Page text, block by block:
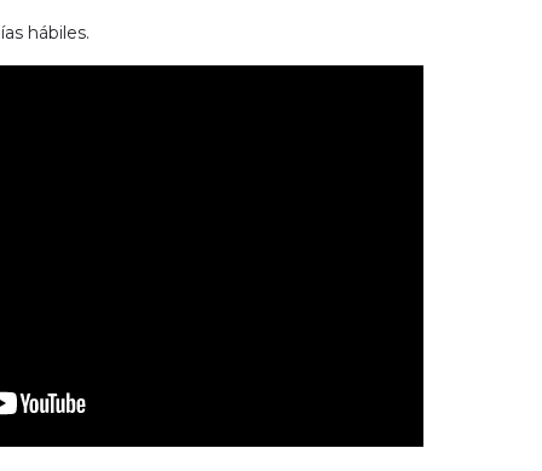
hábiles.